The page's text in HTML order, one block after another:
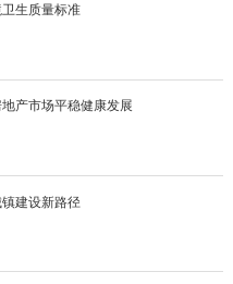
生质量标准
产市场平稳健康发展
建设新路径